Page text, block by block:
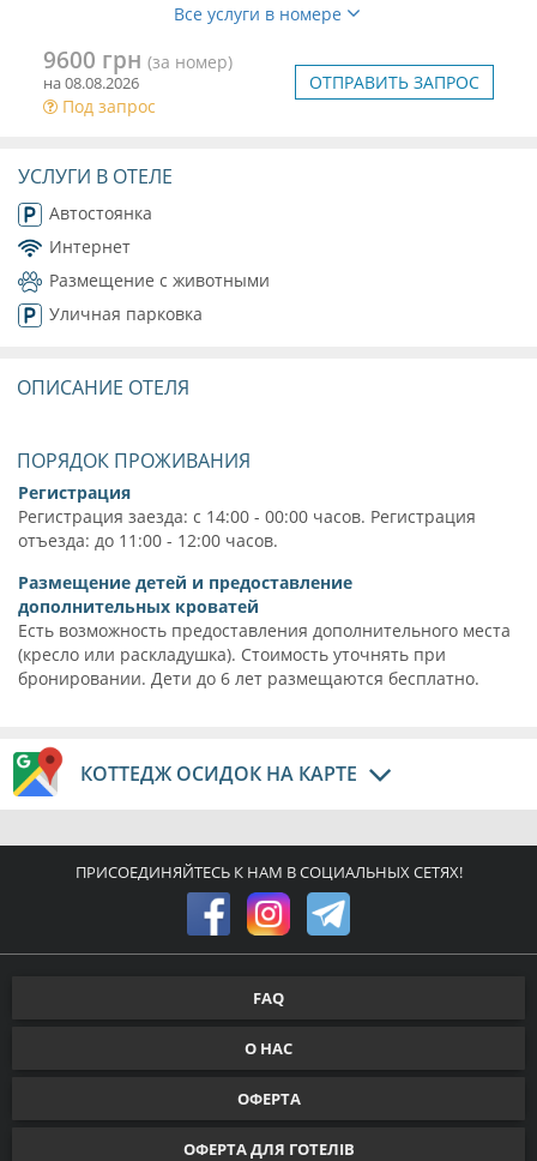
Все услуги в номере
9600 грн (за номер)
на 08.08.2026
Под запрос
ОТПРАВИТЬ ЗАПРОС
УСЛУГИ В ОТЕЛЕ
Автостоянка
Интернет
Размещение с животными
Уличная парковка
ОПИСАНИЕ ОТЕЛЯ
ПОРЯДОК ПРОЖИВАНИЯ
Регистрация
Регистрация заезда: с 14:00 - 00:00 часов. Регистрация
отъезда: до 11:00 - 12:00 часов.
Размещение детей и предоставление
дополнительных кроватей
Есть возможность предоставления дополнительного места
(кресло или раскладушка). Стоимость уточнять при
бронировании. Дети до 6 лет размещаются бесплатно.
КОТТЕДЖ ОСИДОК НА КАРТЕ
ПРИСОЕДИНЯЙТЕСЬ К НАМ В СОЦИАЛЬНЫХ СЕТЯХ!
FAQ
О НАС
ОФЕРТА
ОФЕРТА ДЛЯ ГОТЕЛІВ